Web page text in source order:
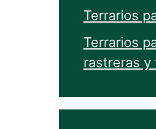
Terrarios
Terrarios
rastreras y